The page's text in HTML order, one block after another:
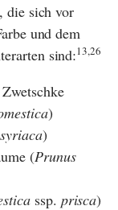
die sich vor
und dem
sind:13,26
)
syriaca)
(Prunus
ssp. prisca)